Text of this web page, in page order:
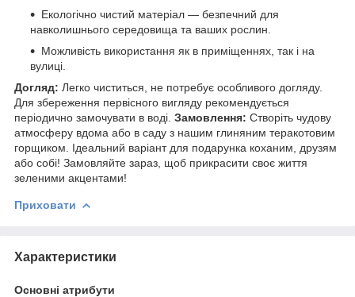
Екологічно чистий матеріал — безпечний для
навколишнього середовища та ваших рослин.
Можливість використання як в приміщеннях, так і на
вулиці.
Догляд: Легко чиститься, не потребує особливого догляду.
Для збереження первісного вигляду рекомендується
періодично замочувати в воді. Замовлення: Створіть чудову
атмосферу вдома або в саду з нашим глиняним теракотовим
горщиком. Ідеальний варіант для подарунка коханим, друзям
або собі! Замовляйте зараз, щоб прикрасити своє життя
зеленими акцентами!
Приховати
Характеристики
Основні атрибути